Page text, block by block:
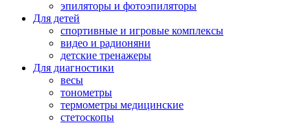
эпиляторы и фотоэпиляторы
Для детей
спортивные и игровые комплексы
видео и радионяни
детские тренажеры
Для диагностики
весы
тонометры
термометры медицинские
стетоскопы